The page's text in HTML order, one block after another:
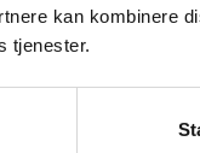
kan kombinere
tjenester.